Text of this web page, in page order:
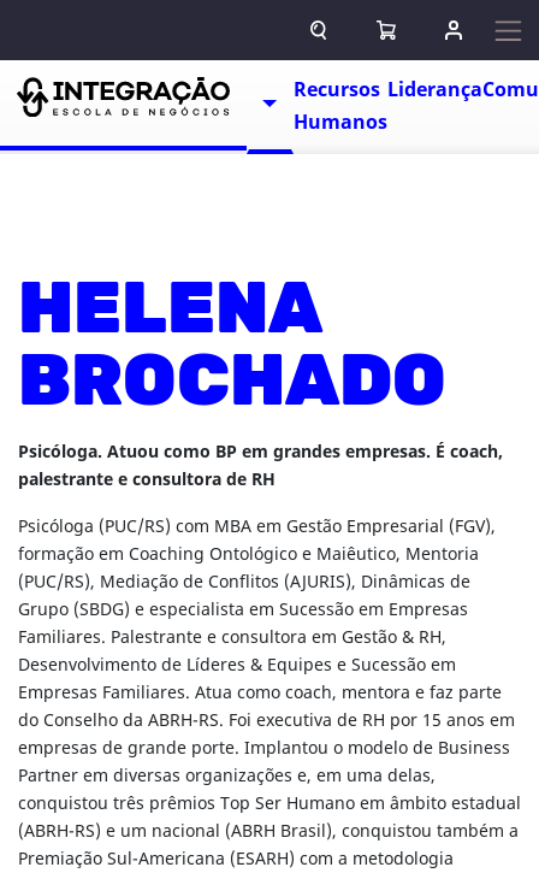
ABRIR CAMPO DE BUSCA
ABRIR CARRINHO
ENTRAR
Escolas
TOGGLE DROPDOWN
Recursos
Humanos
Liderança
HELENA
BROCHADO
Psicóloga. Atuou como BP em grandes empresas. É coach,
palestrante e consultora de RH
Psicóloga (PUC/RS) com MBA em Gestão Empresarial (FGV),
formação em Coaching Ontológico e Maiêutico, Mentoria
(PUC/RS), Mediação de Conflitos (AJURIS), Dinâmicas de
Grupo (SBDG) e especialista em Sucessão em Empresas
Familiares. Palestrante e consultora em Gestão & RH,
Desenvolvimento de Líderes & Equipes e Sucessão em
Empresas Familiares. Atua como coach, mentora e faz parte
do Conselho da ABRH-RS. Foi executiva de RH por 15 anos em
empresas de grande porte. Implantou o modelo de Business
Partner em diversas organizações e, em uma delas,
conquistou três prêmios Top Ser Humano em âmbito estadual
(ABRH-RS) e um nacional (ABRH Brasil), conquistou também a
Premiação Sul-Americana (ESARH) com a metodologia